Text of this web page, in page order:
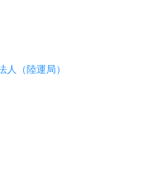
人（陸運局）